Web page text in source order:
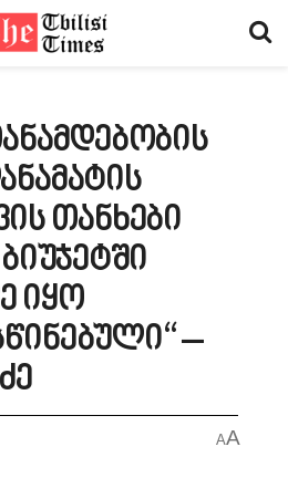
თანხები
იყო
–
AA